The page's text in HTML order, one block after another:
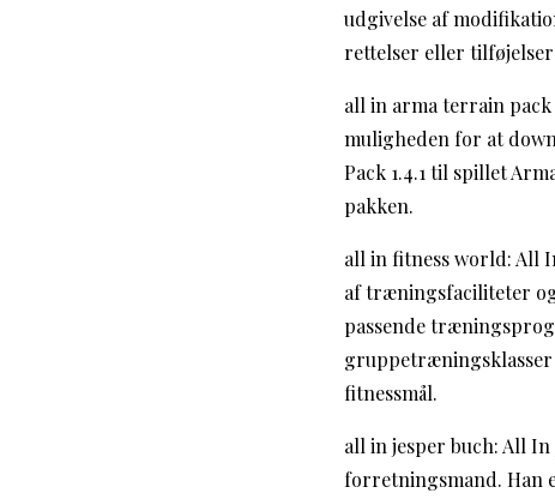
udgivelse af
rettelser eller
all in arma terrain pack
muligheden for at
Pack 1.4.1 til spillet
pakken.
all in fitness world: All
af træningsfaciliteter
passende
fitnessmål.
all in jesper buch: All
forretningsmand. Han